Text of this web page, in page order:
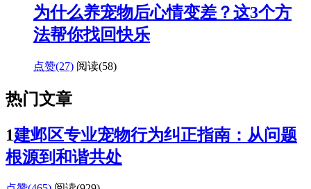
为什么养宠物后心情变差？这3个方
法帮你找回快乐
点赞(27) 阅读(58)
热门文章
1建邺区专业宠物行为纠正指南：从问题
根源到和谐共处